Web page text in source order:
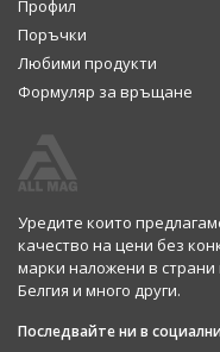
Профил
Поръчки
Любими продукти
Формуляр за връщане
Уредите които
качество на цени без
марки наложени в страни
Белгия и много други.
Последвайте ни в